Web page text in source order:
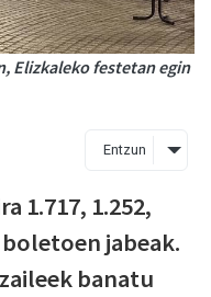
Elizkaleko festetan egin
Entzun
1.717, 1.252,
boletoen jabeak.
banatu